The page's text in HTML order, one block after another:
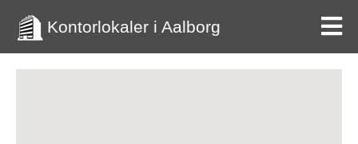
Kontorlokaler i Aalborg